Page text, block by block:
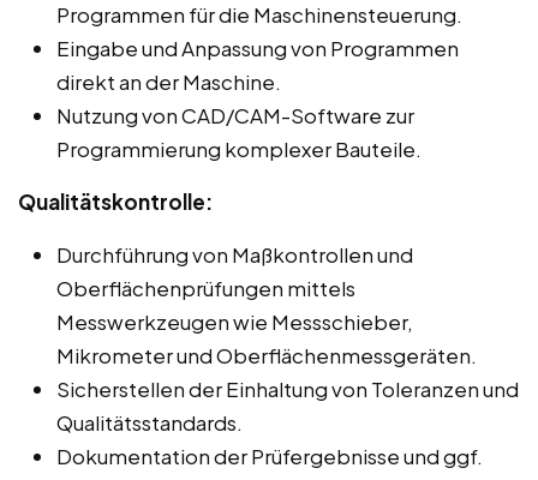
Programmen für die Maschinensteuerung.
Eingabe und Anpassung von Programmen
direkt an der Maschine.
Nutzung von CAD/CAM-Software zur
Programmierung komplexer Bauteile.
Qualitätskontrolle:
Durchführung von Maßkontrollen und
Oberflächenprüfungen mittels
Messwerkzeugen wie Messschieber,
Mikrometer und Oberflächenmessgeräten.
Sicherstellen der Einhaltung von Toleranzen und
Qualitätsstandards.
Dokumentation der Prüfergebnisse und ggf.